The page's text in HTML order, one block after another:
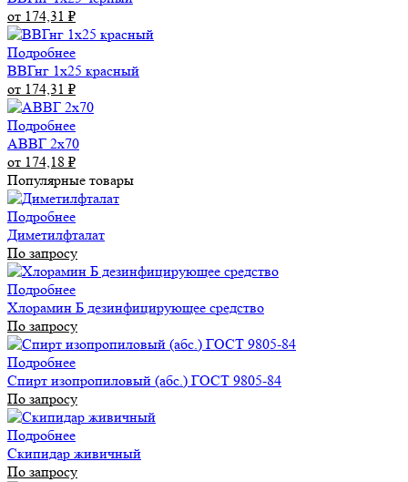
от 174,31 ₽
Подробнее
ВВГнг 1х25 красный
от 174,31 ₽
Подробнее
АВВГ 2х70
от 174,18 ₽
Популярные товары
Подробнее
Диметилфталат
По запросу
Подробнее
Хлорамин Б дезинфицирующее средство
По запросу
Подробнее
Спирт изопропиловый (абс.) ГОСТ 9805-84
По запросу
Подробнее
Скипидар живичный
По запросу